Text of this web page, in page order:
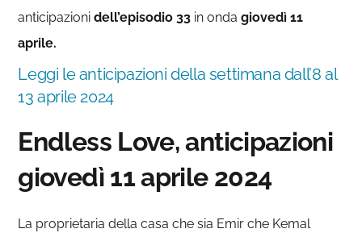
anticipazionidell’episodio 33 in onda giovedì 11
aprile.
Leggi le anticipazioni della settimana dall’8 al
13 aprile 2024
Endless Love, anticipazioni
giovedì 11 aprile 2024
La proprietaria della casa che sia Emir che Kemal